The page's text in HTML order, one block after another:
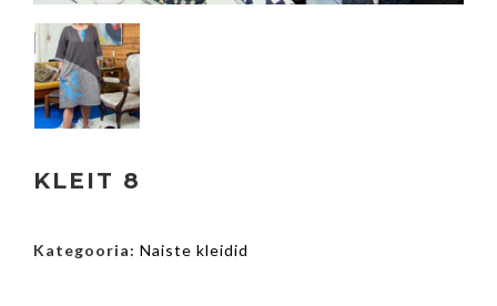
KLEIT 8
Kategooria: Naiste kleidid